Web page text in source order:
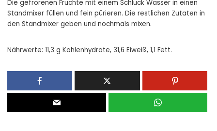
Die gefrorenen Früchte mit einem Schluck Wasser in einen
Standmixer füllen und fein pürieren. Die restlichen Zutaten in
den Standmixer geben und nochmals mixen.
Nährwerte: 11,3 g Kohlenhydrate, 31,6 Eiweiß, 1,1 Fett.